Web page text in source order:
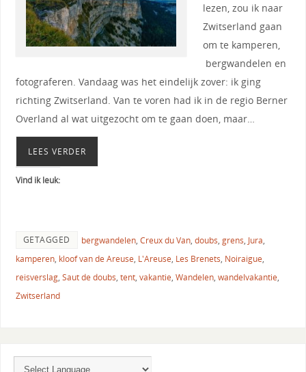
lezen, zou ik naar
Zwitserland gaan
om te kamperen,
bergwandelen en
fotograferen. Vandaag was het eindelijk zover: ik ging
richting Zwitserland. Van te voren had ik in de regio Berner
Overland al wat uitgezocht om te gaan doen, maar…
LEES VERDER
Vind ik leuk:
GETAGGED bergwandelen, Creux du Van, doubs, grens, Jura,
kamperen, kloof van de Areuse, L'Areuse, Les Brenets, Noiraigue,
reisverslag, Saut de doubs, tent, vakantie, Wandelen, wandelvakantie,
Zwitserland